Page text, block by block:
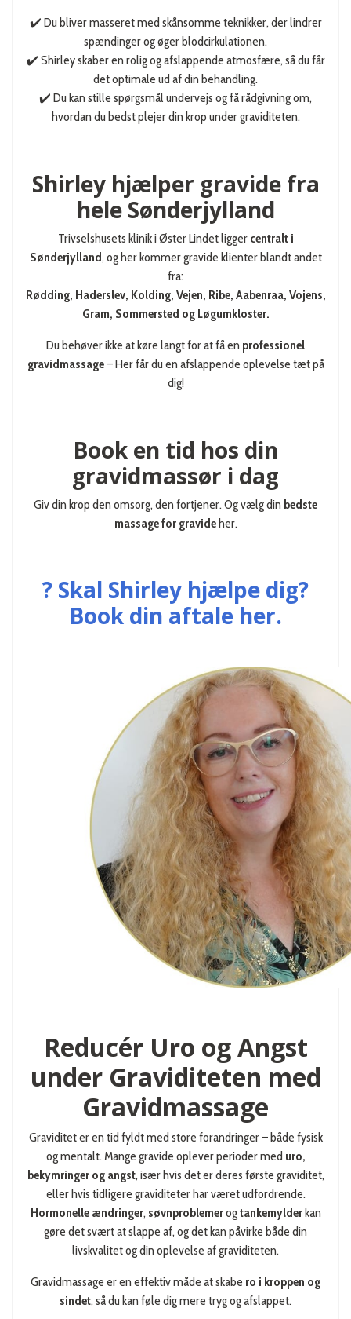
✔️ Du bliver masseret med skånsomme teknikker, der lindrer
spændinger og øger blodcirkulationen.
✔️ Shirley skaber en rolig og afslappende atmosfære, så du får
det optimale ud af din behandling.
✔️ Du kan stille spørgsmål undervejs og få rådgivning om,
hvordan du bedst plejer din krop under graviditeten.
Shirley hjælper gravide fra
hele Sønderjylland
Trivselshusets klinik i Øster Lindet ligger centralt i
Sønderjylland, og her kommer gravide klienter blandt andet
fra:
Rødding, Haderslev, Kolding, Vejen, Ribe, Aabenraa, Vojens,
Gram, Sommersted og Løgumkloster.
Du behøver ikke at køre langt for at få en professionel
gravidmassage– Her får du en afslappende oplevelse tæt på
dig!
Book en tid hos din
gravidmassør i dag
Giv din krop den omsorg, den fortjener. Og vælg din bedste
massage for gravideher.
? Skal Shirley hjælpe dig?
Book din aftale her.
Reducér Uro og Angst
under Graviditeten med
Gravidmassage
Graviditet er en tid fyldt med store forandringer – både fysisk
og mentalt. Mange gravide oplever perioder med uro,
bekymringer og angst, især hvis det er deres første graviditet,
eller hvis tidligere graviditeter har været udfordrende.
Hormonelle ændringer, søvnproblemerogtankemylderkan
gøre det svært at slappe af, og det kan påvirke både din
livskvalitet og din oplevelse af graviditeten.
Gravidmassage er en effektiv måde at skabe ro i kroppen og
sindet, så du kan føle dig mere tryg og afslappet.